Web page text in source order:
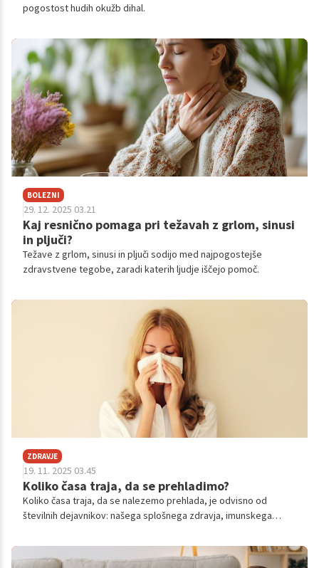
pogostost hudih okužb dihal.
BOLEZNI
29. 12. 2025 03.21
Kaj resnično pomaga pri težavah z grlom, sinusi
in pljuči?
Težave z grlom, sinusi in pljuči sodijo med najpogostejše
zdravstvene tegobe, zaradi katerih ljudje iščejo pomoč.
ZDRAVJE
19. 11. 2025 03.45
Koliko časa traja, da se prehladimo?
Koliko časa traja, da se nalezemo prehlada, je odvisno od
številnih dejavnikov: našega splošnega zdravja, imunskega